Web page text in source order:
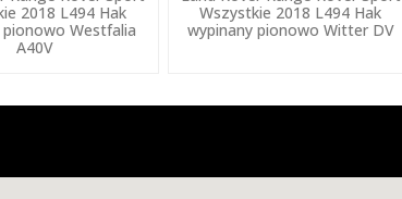
2018 L494 Hak
pionowo Westfalia
A40V
Wszystkie 2018 L494 Hak
wypinany pionowo Witter DV